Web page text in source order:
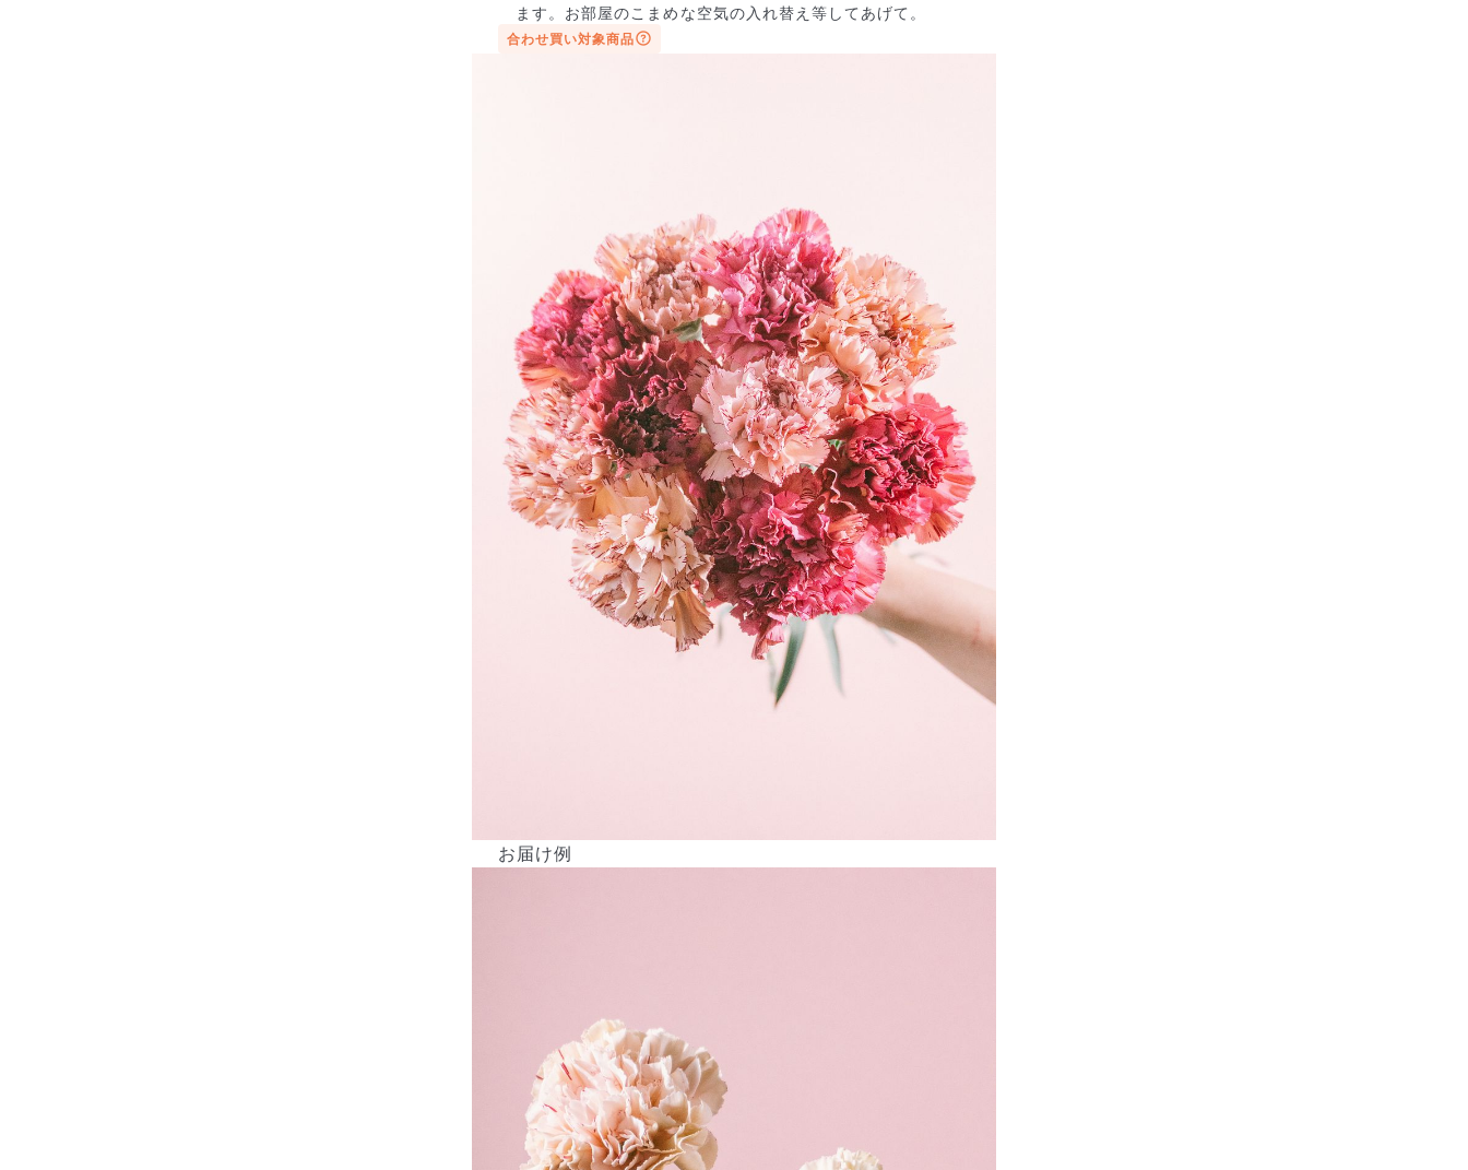
写真と同じものが届く？
商品ページに掲載している写真は、実際にお届けする商品を撮
影したものです。お花は生き物なので、どうしても色味やサイ
ズ・咲き方に個体差はありますが、できるだけ写真のイメージ
に近いものをお届けできるように人の目でチェックをしていま
す。
いいえ、毎月自動でお届けするサービスではありません。好きな時
に好きな花をご注文いただけます。
Q. 注文後にキャンセルできますか？
ご注文後一定時間内であればキャンセル可能です。
ます。お部屋のこまめな空気の入れ替え等してあげて。
合わせ買い対象商品
お届け例